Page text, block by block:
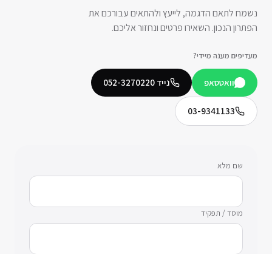
נשמח לתאם הדגמה, לייעץ ולהתאים עבורכם את
הפתרון הנכון. השאירו פרטים ונחזור אליכם.
מעדיפים מענה מיידי?
וואטסאפ נייד 052-3270220
03-9341133
שם מלא
מוסד / תפקיד